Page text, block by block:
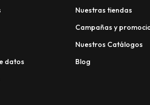
datos
Nuestras tiendas
Campañas y
Nuestros Catálogos
Blog